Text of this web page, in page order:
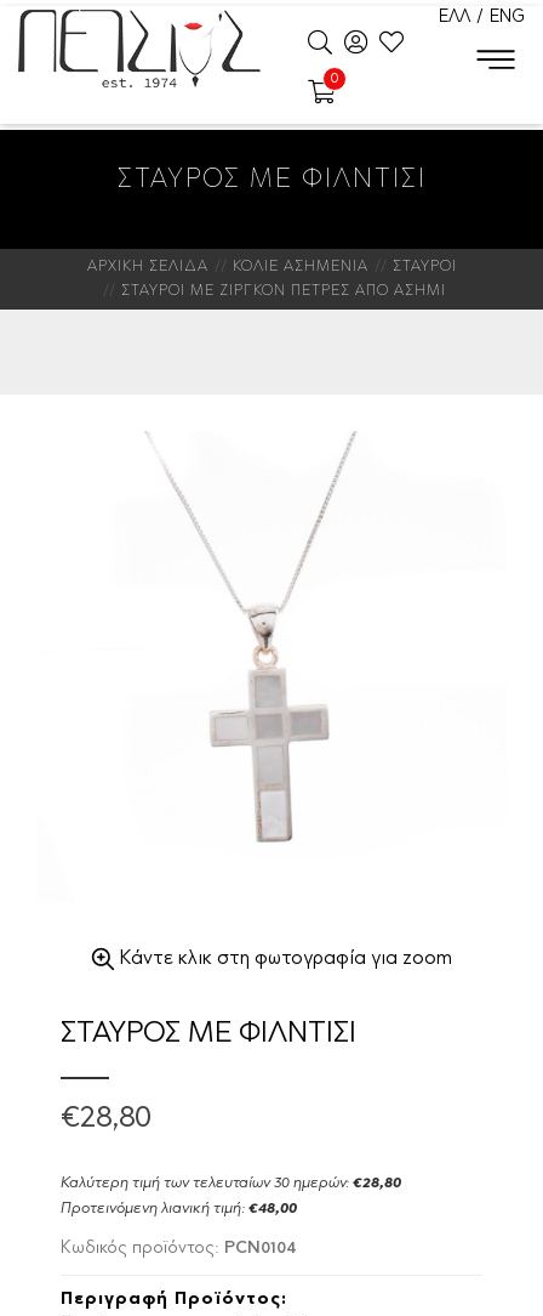
ΕΛΛ / ENG
0
ΣΤΑΥΡΟΣ ΜΕ ΦΙΛΝΤΙΣΙ
ΑΡΧΙΚΗ ΣΕΛΙΔΑ ΚΟΛΙΕ ΑΣΗΜΕΝΙΑ
ΣΤΑΥΡΟΙ
ΣΤΑΥΡΟΙ ΜΕ ΖΙΡΓΚΟΝ ΠΕΤΡΕΣ ΑΠΟ ΑΣΗΜΙ
Κάντε κλικ στη φωτογραφία για zoom
ΣΤΑΥΡΟΣ ΜΕ ΦΙΛΝΤΙΣΙ
€28,80
Καλύτερη τιμή των τελευταίων 30 ημερών: €28,80
Προτεινόμενη λιανική τιμή: €48,00
Κωδικός προϊόντος: PCN0104
Περιγραφή Προϊόντος: